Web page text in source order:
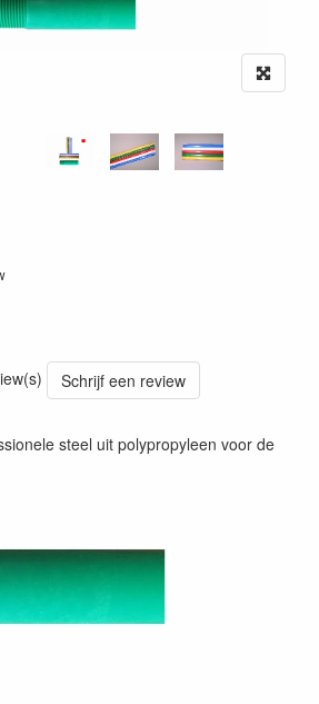
Schrijf een review
steel uit polypropyleen voor de